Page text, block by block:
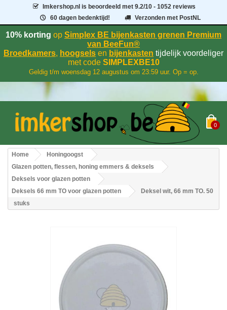
Imkershop.nl is beoordeeld met9.2/10 - 1052 reviews
60 dagen bedenktijd!
Verzonden met PostNL
10% korting op Simplex BE bijenkasten grenen Premium
van BeeFun®
Broedkamers, hoogsels en bijenkasten tijdelijk voordeliger
met codeSIMPLEXBE10
Geldig t/m woensdag 12 augustus om 23:59 uur. Op = op.
0
Home
Honingoogst
Glazen potten, flessen, honing emmers & deksels
Deksels voor glazen potten
Deksels 66 mm TO voor glazen potten
Deksel wit, 66 mm TO. 50
stuks